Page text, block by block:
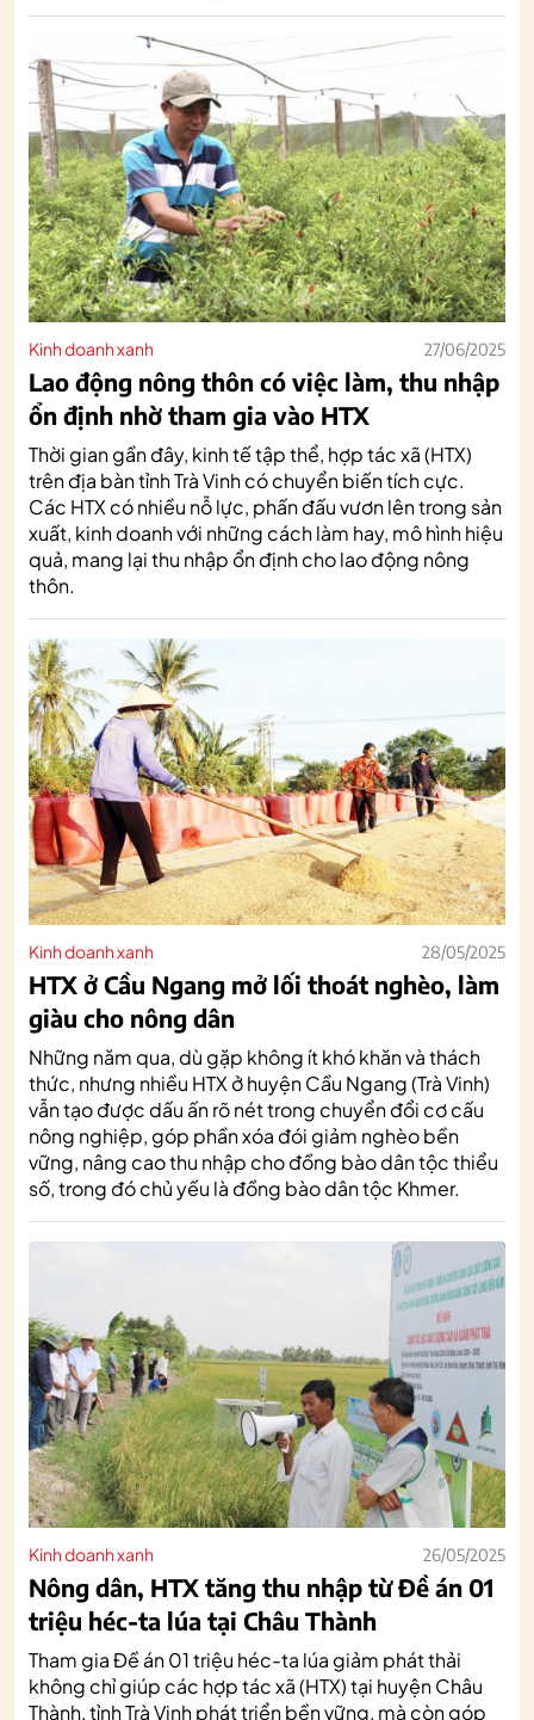
Kinh doanh xanh 27/06/2025
Lao động nông thôn có việc làm, thu nhập
ổn định nhờ tham gia vào HTX
Thời gian gần đây, kinh tế tập thể, hợp tác xã (HTX)
trên địa bàn tỉnh Trà Vinh có chuyển biến tích cực.
Các HTX có nhiều nỗ lực, phấn đấu vươn lên trong sản
xuất, kinh doanh với những cách làm hay, mô hình hiệu
quả, mang lại thu nhập ổn định cho lao động nông
thôn.
Kinh doanh xanh 28/05/2025
HTX ở Cầu Ngang mở lối thoát nghèo, làm
giàu cho nông dân
Những năm qua, dù gặp không ít khó khăn và thách
thức, nhưng nhiều HTX ở huyện Cầu Ngang (Trà Vinh)
vẫn tạo được dấu ấn rõ nét trong chuyển đổi cơ cấu
nông nghiệp, góp phần xóa đói giảm nghèo bền
vững, nâng cao thu nhập cho đồng bào dân tộc thiểu
số, trong đó chủ yếu là đồng bào dân tộc Khmer.
Kinh doanh xanh 26/05/2025
Nông dân, HTX tăng thu nhập từ Đề án 01
triệu héc-ta lúa tại Châu Thành
Tham gia Đề án 01 triệu héc-ta lúa giảm phát thải
không chỉ giúp các hợp tác xã (HTX) tại huyện Châu
Thành, tỉnh Trà Vinh phát triển bền vững, mà còn góp